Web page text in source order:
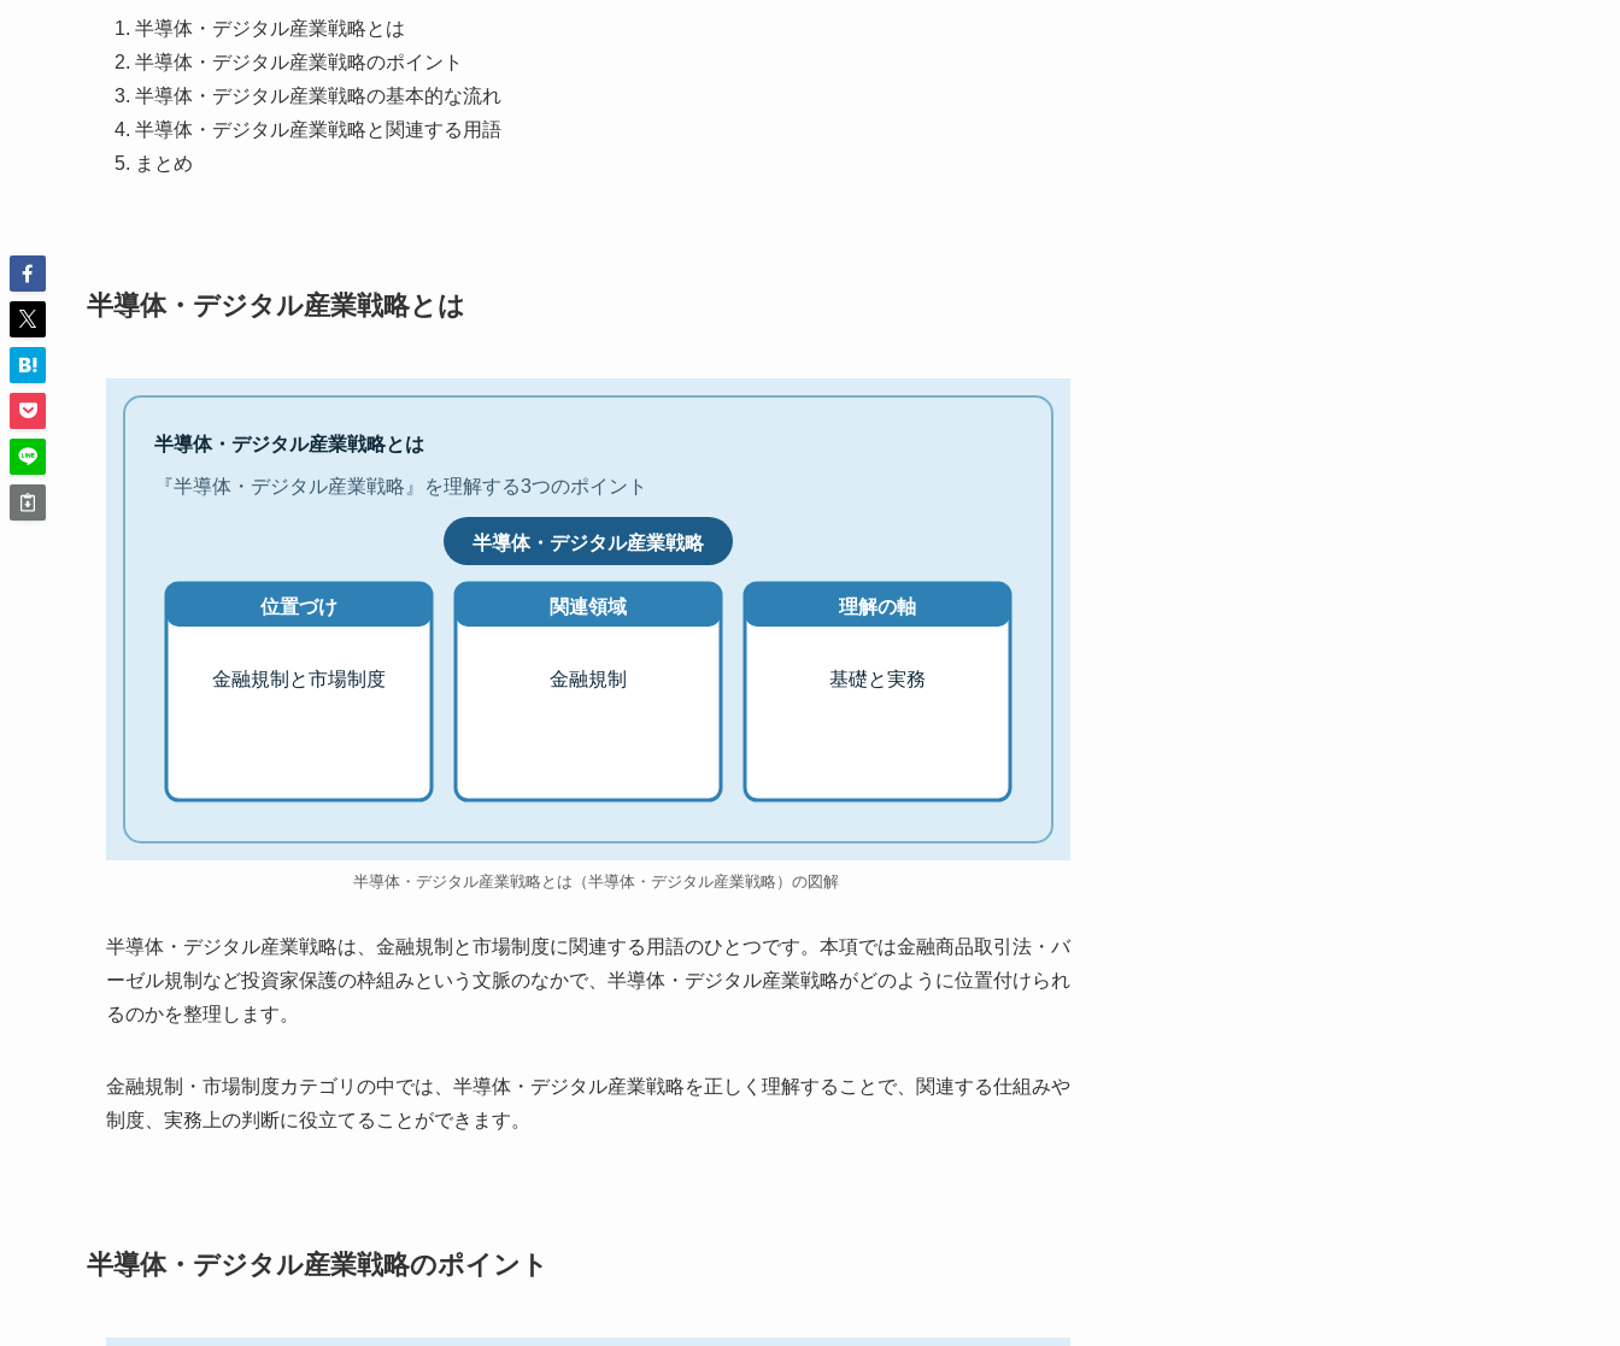
半導体・デジタル産業戦略とは
半導体・デジタル産業戦略のポイント
半導体・デジタル産業戦略の基本的な流れ
半導体・デジタル産業戦略と関連する用語
まとめ
半導体・デジタル産業戦略とは
半導体・デジタル産業戦略とは
『半導体・デジタル産業戦略』を理解する3つのポイント
半導体・デジタル産業戦略
位置づけ
金融規制と市場制度
関連領域
金融規制
理解の軸
基礎と実務
半導体・デジタル産業戦略とは（半導体・デジタル産業戦略）の図解
半導体・デジタル産業戦略は、金融規制と市場制度に関連する用語のひとつです。本項では金融商品取引法・バ
ーゼル規制など投資家保護の枠組みという文脈のなかで、半導体・デジタル産業戦略がどのように位置付けられ
るのかを整理します。
金融規制・市場制度カテゴリの中では、半導体・デジタル産業戦略を正しく理解することで、関連する仕組みや
制度、実務上の判断に役立てることができます。
半導体・デジタル産業戦略のポイント